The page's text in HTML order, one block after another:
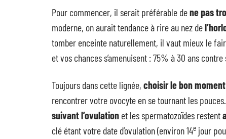
Pour commencer, il serait préférable dene pas
moderne, on aurait tendance à rire au nez de
tomber enceinte naturellement, il vaut mieux le
et vos chances s’amenuisent : 75% à 30 ans
Toujours dans cette lignée, choisir le bon moment
rencontrer votre ovocyte en se tournant les
suivant l’ovulation et les spermatozoïdes restent
clé étant votre date d’ovulation (environ 14e jour